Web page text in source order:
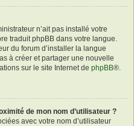
n’ait pas installé votre
traduit phpBB dans votre langue.
du forum d’installer la langue
à créer et partager une nouvelle
sur le site Internet de phpBB®.
de mon nom d’utilisateur ?
avec votre nom d’utilisateur